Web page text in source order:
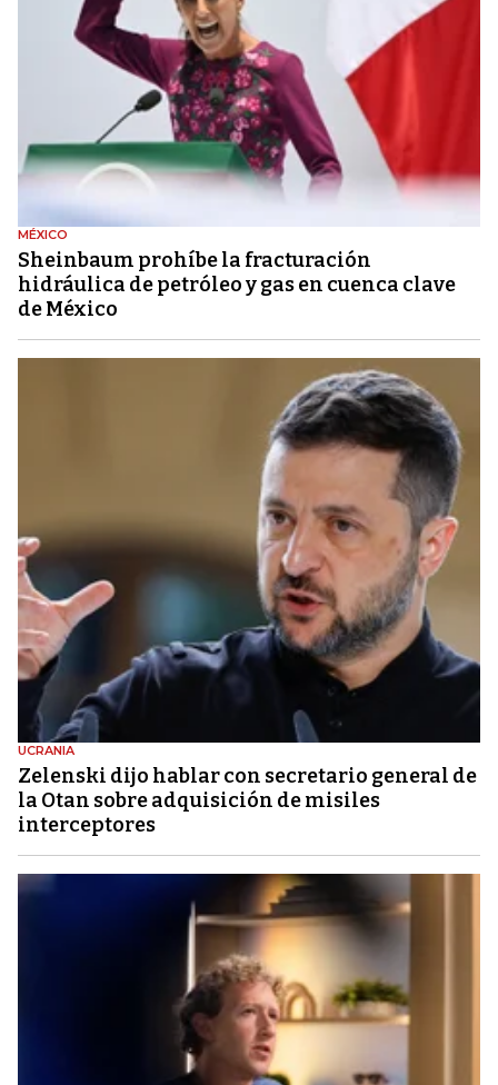
MÉXICO
Sheinbaum prohíbe la fracturación
hidráulica de petróleo y gas en cuenca clave
de México
UCRANIA
Zelenski dijo hablar con secretario general de
la Otan sobre adquisición de misiles
interceptores